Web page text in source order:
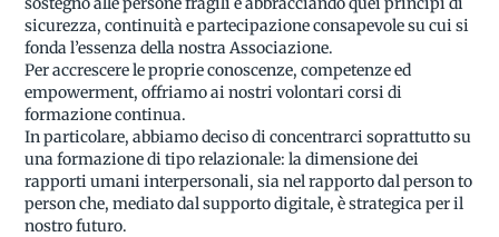
sicurezza, continuità e partecipazione consapevole su cui si
fonda l’essenza della nostra Associazione.
Per accrescere le proprie conoscenze, competenze ed
empowerment, offriamo ai nostri volontari corsi di
formazione continua.
In particolare, abbiamo deciso di concentrarci soprattutto su
una formazione di tipo relazionale: la dimensione dei
rapporti umani interpersonali, sia nel rapporto dal person to
person che, mediato dal supporto digitale, è strategica per il
nostro futuro.